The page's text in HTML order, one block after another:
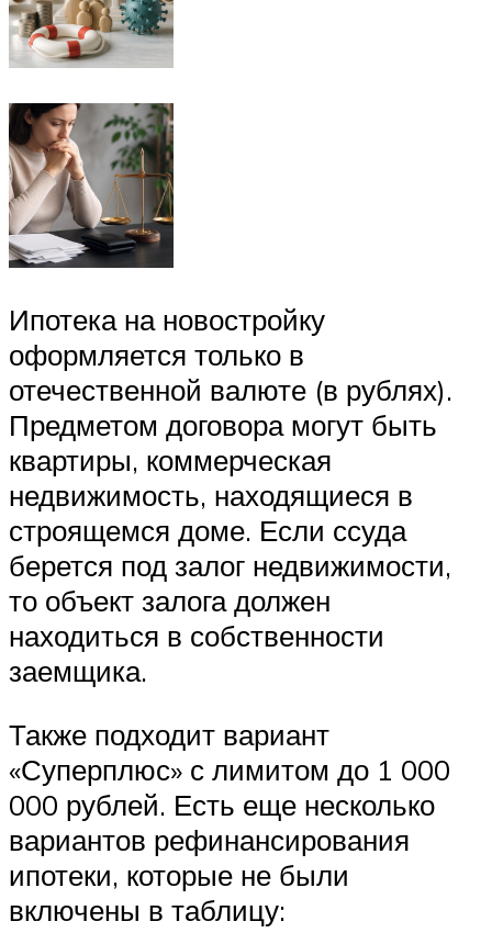
Ипотека на новостройку
оформляется только в
отечественной валюте (в рублях).
Предметом договора могут быть
квартиры, коммерческая
недвижимость, находящиеся в
строящемся доме. Если ссуда
берется под залог недвижимости,
то объект залога должен
находиться в собственности
заемщика.
Также подходит вариант
«Суперплюс» с лимитом до 1 000
000 рублей. Есть еще несколько
вариантов рефинансирования
ипотеки, которые не были
включены в таблицу: